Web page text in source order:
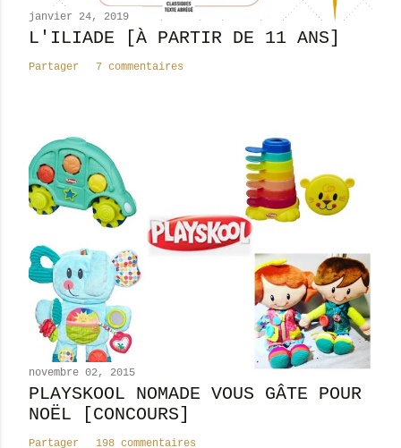
n
t
i
janvier 24, 2019
L'ILIADE [À PARTIR DE 11 ANS]
Partager 7 commentaires
novembre 02, 2015
PLAYSKOOL NOMADE VOUS GÂTE POUR
NOËL [CONCOURS]
Partager 198 commentaires